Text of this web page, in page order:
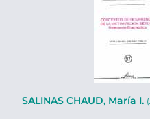
SALINAS CHAUD, María I.